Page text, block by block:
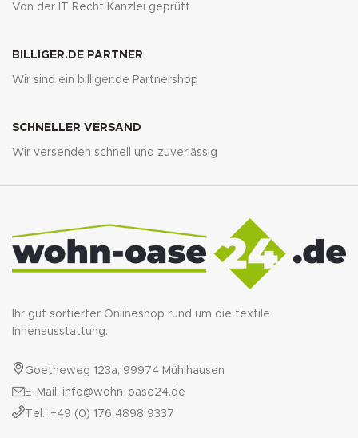
Von der IT Recht Kanzlei geprüft
BILLIGER.DE PARTNER
Wir sind ein billiger.de Partnershop
SCHNELLER VERSAND
Wir versenden schnell und zuverlässig
Ihr gut sortierter Onlineshop rund um die textile
Innenausstattung.
Goetheweg 123a, 99974 Mühlhausen
E-Mail: info@wohn-oase24.de
Tel.: +49 (0) 176 4898 9337